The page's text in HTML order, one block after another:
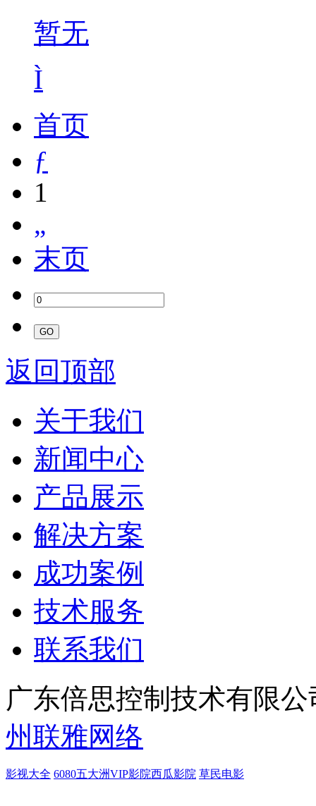
暂无
Ì
首页
ƒ
1
„
末页
返回顶部
关于我们
新闻中心
产品展示
解决方案
成功案例
技术服务
联系我们
广东倍思控制技术有限
州联雅网络
影视大全 6080五大洲VIP影院西瓜影院 草民电影